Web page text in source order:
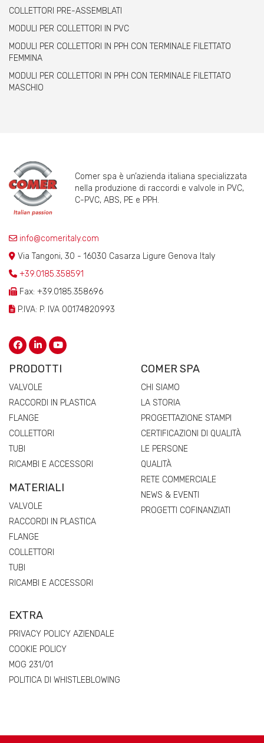
COLLETTORI PRE-ASSEMBLATI
MODULI PER COLLETTORI IN PVC
MODULI PER COLLETTORI IN PPH CON TERMINALE FILETTATO
FEMMINA
MODULI PER COLLETTORI IN PPH CON TERMINALE FILETTATO
MASCHIO
Comer spa è un’azienda italiana specializzata
nella produzione di raccordi e valvole in PVC,
C-PVC, ABS, PE e PPH.
info@comeritaly.com
Via Tangoni, 30 - 16030 Casarza Ligure Genova Italy
+39.0185.358591
Fax: +39.0185.358696
P.IVA: P. IVA 00174820993
PRODOTTI
VALVOLE
RACCORDI IN PLASTICA
FLANGE
COLLETTORI
TUBI
RICAMBI E ACCESSORI
MATERIALI
VALVOLE
RACCORDI IN PLASTICA
FLANGE
COLLETTORI
TUBI
RICAMBI E ACCESSORI
COMER SPA
CHI SIAMO
LA STORIA
PROGETTAZIONE STAMPI
CERTIFICAZIONI DI QUALITÀ
LE PERSONE
QUALITÀ
RETE COMMERCIALE
NEWS & EVENTI
PROGETTI COFINANZIATI
EXTRA
PRIVACY POLICY AZIENDALE
COOKIE POLICY
MOG 231/01
POLITICA DI WHISTLEBLOWING